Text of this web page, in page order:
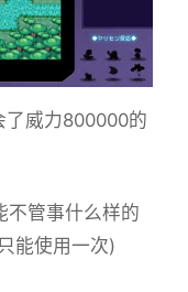
了威力800000的
不管事什么样的
能使用一次)